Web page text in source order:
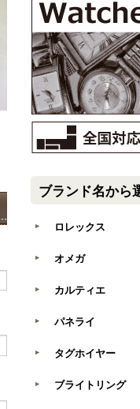
ブランド名から
ロレックス
オメガ
カルティエ
パネライ
タグホイヤー
ブライトリング